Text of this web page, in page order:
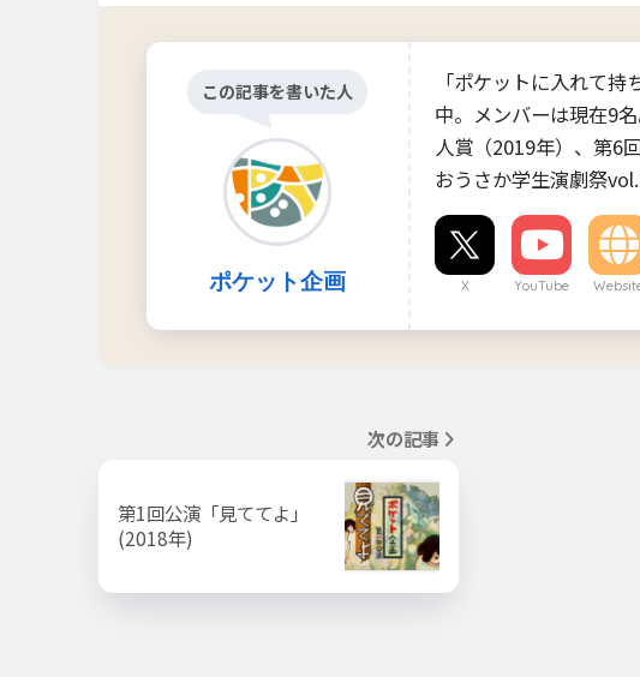
この記事を書いた人
ポケット企画
「ポケットに入れて
中。メンバーは現在9
人賞（2019年）、第6
おうさか学生演劇祭
X YouTube
次の記事
第1回公演「見ててよ」
(2018年)